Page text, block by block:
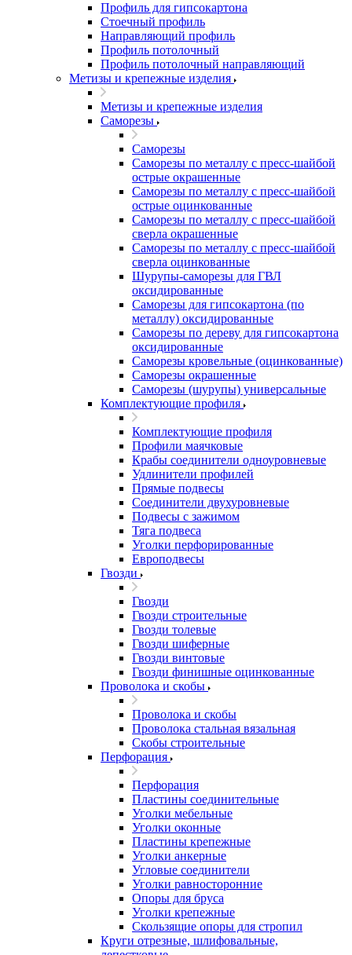
Профиль для гипсокартона
Стоечный профиль
Направляющий профиль
Профиль потолочный
Профиль потолочный направляющий
Метизы и крепежные изделия
Метизы и крепежные изделия
Саморезы
Саморезы
Саморезы по металлу с пресс-шайбой
острые окрашенные
Саморезы по металлу с пресс-шайбой
острые оцинкованные
Саморезы по металлу с пресс-шайбой
сверла окрашенные
Саморезы по металлу с пресс-шайбой
сверла оцинкованные
Шурупы-саморезы для ГВЛ
оксидированные
Саморезы для гипсокартона (по
металлу) оксидированные
Саморезы по дереву для гипсокартона
оксидированные
Саморезы кровельные (оцинкованные)
Саморезы окрашенные
Саморезы (шурупы) универсальные
Комплектующие профиля
Комплектующие профиля
Профили маячковые
Крабы соединители одноуровневые
Удлинители профилей
Прямые подвесы
Соединители двухуровневые
Подвесы с зажимом
Тяга подвеса
Уголки перфорированные
Европодвесы
Гвозди
Гвозди
Гвозди строительные
Гвозди толевые
Гвозди шиферные
Гвозди винтовые
Гвозди финишные оцинкованные
Проволока и скобы
Проволока и скобы
Проволока стальная вязальная
Скобы строительные
Перфорация
Перфорация
Пластины соединительные
Уголки мебельные
Уголки оконные
Пластины крепежные
Уголки анкерные
Угловые соединители
Уголки равносторонние
Опоры для бруса
Уголки крепежные
Скользящие опоры для стропил
Круги отрезные, шлифовальные,